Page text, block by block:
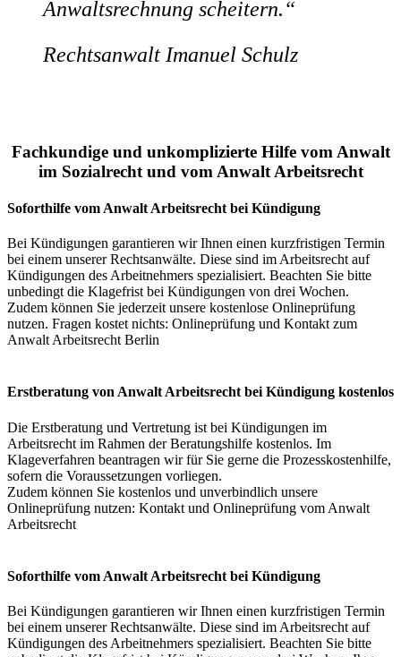
Anwaltsrechnung scheitern.“
Rechtsanwalt Imanuel Schulz
Fachkundige und unkomplizierte Hilfe vom Anwalt
im Sozialrecht und vom Anwalt Arbeitsrecht
Soforthilfe vom Anwalt Arbeitsrecht bei Kündigung
Bei Kündigungen garantieren wir Ihnen einen kurzfristigen Termin
bei einem unserer Rechtsanwälte. Diese sind im Arbeitsrecht auf
Kündigungen des Arbeitnehmers spezialisiert. Beachten Sie bitte
unbedingt die Klagefrist bei Kündigungen von drei Wochen.
Zudem können Sie jederzeit unsere kostenlose Onlineprüfung
nutzen. Fragen kostet nichts: Onlineprüfung und Kontakt zum
Anwalt Arbeitsrecht Berlin
Erstberatung von Anwalt Arbeitsrecht bei Kündigung kostenlos
Die Erstberatung und Vertretung ist bei Kündigungen im
Arbeitsrecht im Rahmen der Beratungshilfe kostenlos. Im
Klageverfahren beantragen wir für Sie gerne die Prozesskostenhilfe,
sofern die Voraussetzungen vorliegen.
Zudem können Sie kostenlos und unverbindlich unsere
Onlineprüfung nutzen: Kontakt und Onlineprüfung vom Anwalt
Arbeitsrecht
Soforthilfe vom Anwalt Arbeitsrecht bei Kündigung
Bei Kündigungen garantieren wir Ihnen einen kurzfristigen Termin
bei einem unserer Rechtsanwälte. Diese sind im Arbeitsrecht auf
Kündigungen des Arbeitnehmers spezialisiert. Beachten Sie bitte